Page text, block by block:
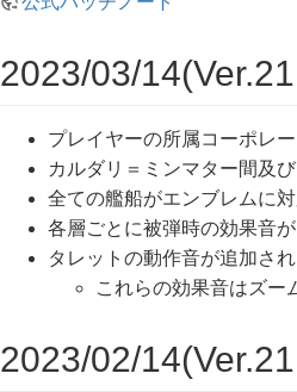
2023/03/
プレイヤーの所属コーポレ
カルダリ＝ミンマター間及
全ての艦船がエンブレムに対
各層ごとに被弾時の効果音
タレットの動作音が追加され
これらの効果音はズー
2023/02/